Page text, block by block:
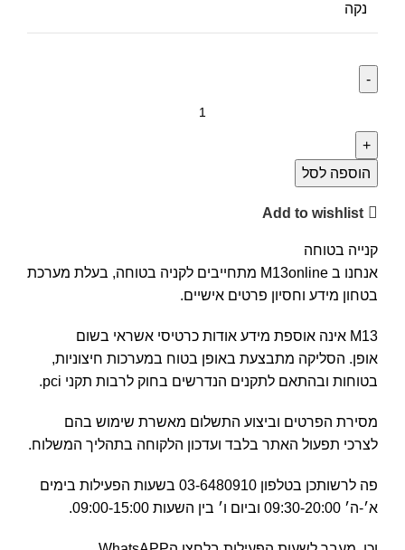
נקה
הוספה לסל
Add to wishlist
קנייה בטוחה
אנחנו ב M13online מתחייבים לקניה בטוחה, בעלת מערכת
בטחון מידע וחסיון פרטים אישיים.
M13 אינה אוספת מידע אודות כרטיסי אשראי בשום
אופן. הסליקה מתבצעת באופן בטוח במערכות חיצוניות,
בטוחות ובהתאם לתקנים הנדרשים בחוק לרבות תקני pci.
מסירת הפרטים וביצוע התשלום מאשרת שימוש בהם
לצרכי תפעול האתר בלבד ועדכון הלקוחה בתהליך המשלוח.
פה לרשותכן בטלפון 03-6480910 בשעות הפעילות בימים
א׳-ה׳ 09:30-20:00 וביום ו׳ בין השעות 09:00-15:00.